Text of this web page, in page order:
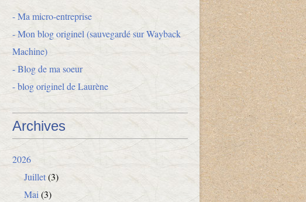
- Ma micro-entreprise
- Mon blog originel (sauvegardé sur Wayback
Machine)
- Blog de ma soeur
- blog originel de Laurène
Archives
2026
Juillet(3)
Mai (3)